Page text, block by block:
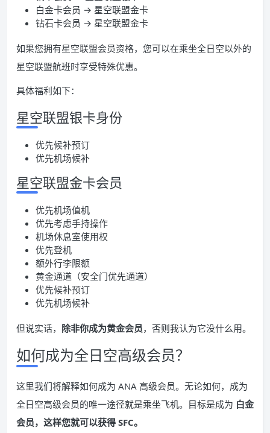
白金卡会员 → 星空联盟金卡
钻石卡会员 → 星空联盟金卡
如果您拥有星空联盟会员资格，您可以在乘坐全日空以外的
星空联盟航班时享受特殊优惠。
具体福利如下：
星空联盟银卡身份
优先候补预订
优先机场候补
星空联盟金卡会员
优先机场值机
优先考虑手持操作
机场休息室使用权
优先登机
额外行李限额
黄金通道（安全门优先通道）
优先候补预订
优先机场候补
但说实话， 除非你成为黄金会员，否则我认为它没什么用。
如何成为全日空高级会员？
这里我们将解释如何成为 ANA 高级会员。无论如何，成为
全日空高级会员的唯一途径就是乘坐飞机。目标是成为 白金
会员，这样您就可以获得 SFC。